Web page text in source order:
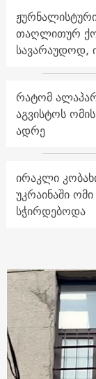
თაღლითურ
სავარაუდოდ,
რატომ
აგვისტოს
ადრე
ირაკლი
უკრაინაში
სჭირდებოდა